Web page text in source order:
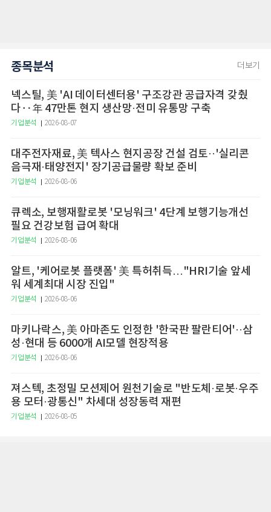
종목분석 더보기
넥스틸, 美 'AI 데이터센터용' 구조강관 공급자격 갖췄
다‥年 47만톤 현지 생산망·전미 유통망 구축
기업분석 2026-08-07
대주전자재료, 美 텍사스 현지공장 건설 검토··'실리콘
음극재·태양전지' 장기공급물량 확보 준비
기업분석 2026-08-06
큐렉소, 보행재활로봇 '모닝워크' 4단계 보행기능개선
필요 건강보험 급여 확대
기업분석 2026-08-06
알트, '케어로봇 플랫폼' 美 특허취득…"HRI기술 앞세
워 세계최대 시장 진입"
기업분석 2026-08-06
마키나락스, 美 아마존도 인정한 '한국판 팔란티어'··삼
성·현대 등 6000개 AI모델 현장적용
기업분석 2026-08-06
져스텍, 초정밀 모션제어 원천기술로 "반도체·로봇·우주
용 모터·광통신" 차세대 성장동력 재편
기업분석 2026-08-05